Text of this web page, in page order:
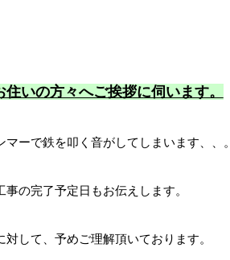
いの方々へご挨拶に伺います。
ーで鉄を叩く音がしてしまいます、、。
の完了予定日もお伝えします。
して、予めご理解頂いております。